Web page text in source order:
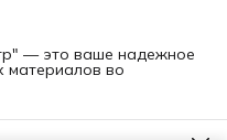
— это ваше надежное
материалов во